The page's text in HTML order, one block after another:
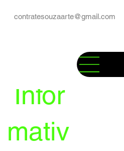
contratesouzaarte@gmail.com
Infor
mativ